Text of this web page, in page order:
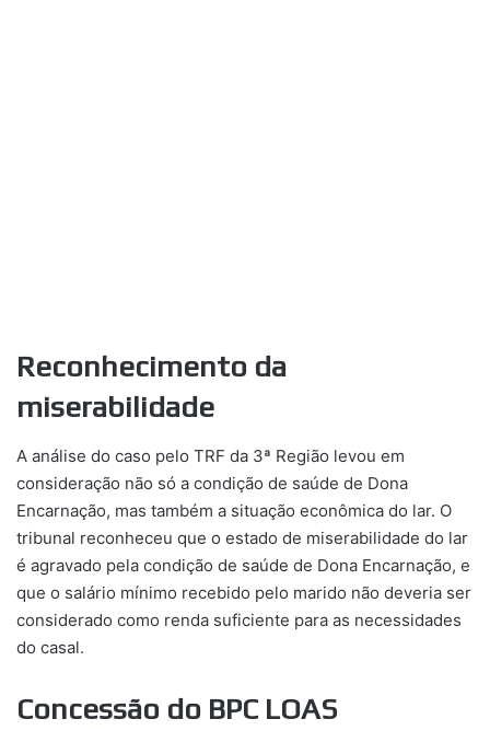
Reconhecimento da
miserabilidade
A análise do caso pelo TRF da 3ª Região levou em
consideração não só a condição de saúde de Dona
Encarnação, mas também a situação econômica do lar. O
tribunal reconheceu que o estado de miserabilidade do lar
é agravado pela condição de saúde de Dona Encarnação, e
que o salário mínimo recebido pelo marido não deveria ser
considerado como renda suficiente para as necessidades
do casal.
Concessão do BPC LOAS